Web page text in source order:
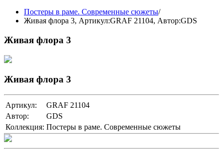
Постеры в раме. Современные сюжеты/
Живая флора 3, Артикул:GRAF 21104, Автор:GDS
Живая флора 3
Живая флора 3
Артикул:
GRAF 21104
Автор:
GDS
Коллекция: Постеры в раме. Современные сюжеты